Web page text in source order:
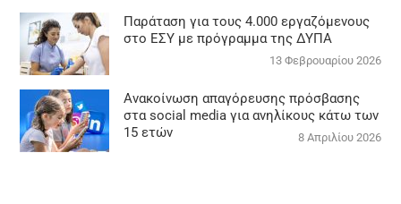
Παράταση για τους 4.000 εργαζόμενους
στο ΕΣΥ με πρόγραμμα της ΔΥΠΑ
13 Φεβρουαρίου 2026
Ανακοίνωση απαγόρευσης πρόσβασης
στα social media για ανηλίκους κάτω των
15 ετών
8 Απριλίου 2026